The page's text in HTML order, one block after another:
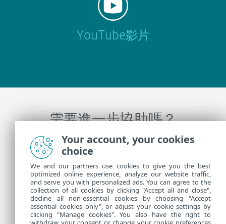
YouTube影片
需要進一步協助嗎？
連絡 ESET 技術支援
更多資訊
支援新聞
Your account, your cookies
choice
We and our partners use cookies to give you the best
optimized online experience, analyze our website traffic,
and serve you with personalized ads. You can agree to the
collection of all cookies by clicking "Accept all and close",
decline all non-essential cookies by choosing "Accept
essential cookies only", or adjust your cookie settings by
clicking "Manage cookies". You also have the right to